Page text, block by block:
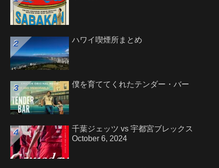
ハワイ喫煙所まとめ
僕を育ててくれたテンダー・バー
千葉ジェッツ vs 宇都宮ブレックス
October 6, 2024